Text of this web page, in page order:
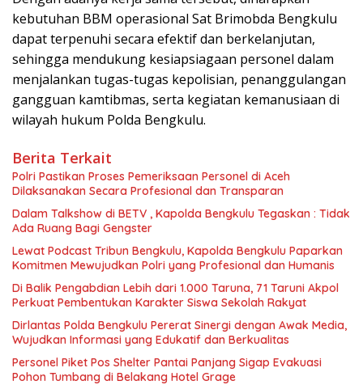
kebutuhan BBM operasional Sat Brimobda Bengkulu
dapat terpenuhi secara efektif dan berkelanjutan,
sehingga mendukung kesiapsiagaan personel dalam
menjalankan tugas-tugas kepolisian, penanggulangan
gangguan kamtibmas, serta kegiatan kemanusiaan di
wilayah hukum Polda Bengkulu.
Berita Terkait
Polri Pastikan Proses Pemeriksaan Personel di Aceh
Dilaksanakan Secara Profesional dan Transparan
Dalam Talkshow di BETV , Kapolda Bengkulu Tegaskan : Tidak
Ada Ruang Bagi Gengster
Lewat Podcast Tribun Bengkulu, Kapolda Bengkulu Paparkan
Komitmen Mewujudkan Polri yang Profesional dan Humanis
Di Balik Pengabdian Lebih dari 1.000 Taruna, 71 Taruni Akpol
Perkuat Pembentukan Karakter Siswa Sekolah Rakyat
Dirlantas Polda Bengkulu Pererat Sinergi dengan Awak Media,
Wujudkan Informasi yang Edukatif dan Berkualitas
Personel Piket Pos Shelter Pantai Panjang Sigap Evakuasi
Pohon Tumbang di Belakang Hotel Grage